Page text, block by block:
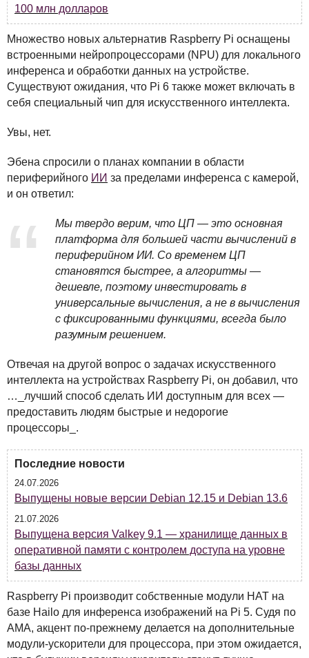
100 млн долларов
Множество новых альтернатив Raspberry Pi оснащены
встроенными нейропроцессорами (NPU) для локального
инференса и обработки данных на устройстве.
Существуют ожидания, что Pi 6 также может включать в
себя специальный чип для искусственного интеллекта.
Увы, нет.
Эбена спросили о планах компании в области
периферийного ИИ за пределами инференса с камерой,
и он ответил:
Мы твердо верим, что ЦП — это основная
платформа для большей части вычислений в
периферийном ИИ. Со временем ЦП
становятся быстрее, а алгоритмы —
дешевле, поэтому инвестировать в
универсальные вычисления, а не в вычисления
с фиксированными функциями, всегда было
разумным решением.
Отвечая на другой вопрос о задачах искусственного
интеллекта на устройствах Raspberry Pi, он добавил, что
…_лучший способ сделать ИИ доступным для всех —
предоставить людям быстрые и недорогие
процессоры_.
Последние новости
24.07.2026
Выпущены новые версии Debian 12.15 и Debian 13.6
21.07.2026
Выпущена версия Valkey 9.1 — хранилище данных в
оперативной памяти с контролем доступа на уровне
базы данных
Raspberry Pi производит собственные модули HAT на
базе Hailo для инференса изображений на Pi 5. Судя по
AMA, акцент по-прежнему делается на дополнительные
модули-ускорители для процессора, при этом ожидается,